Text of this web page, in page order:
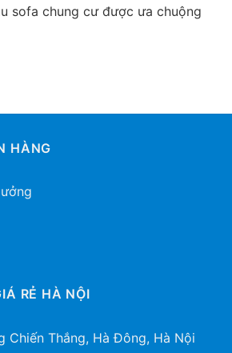
sofa chung cư được ưa chuộng
HÀNG
RẺ HÀ NỘI
Chiến Thắng, Hà Đông, Hà Nội